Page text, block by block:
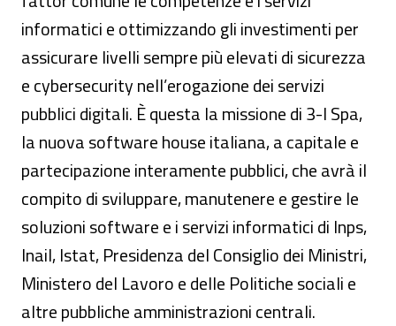
informatici e ottimizzando gli investimenti per
assicurare livelli sempre più elevati di sicurezza
e cybersecurity nell’erogazione dei servizi
pubblici digitali. È questa la missione di 3-I Spa,
la nuova software house italiana, a capitale e
partecipazione interamente pubblici, che avrà il
compito di sviluppare, manutenere e gestire le
soluzioni software e i servizi informatici di Inps,
Inail, Istat, Presidenza del Consiglio dei Ministri,
Ministero del Lavoro e delle Politiche sociali e
altre pubbliche amministrazioni centrali.